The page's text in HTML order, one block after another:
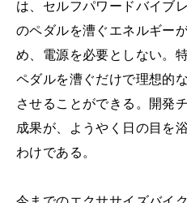
は、セルフパワードバイブ
のペダルを漕ぐエネルギー
め、電源を必要としない。
ペダルを漕ぐだけで理想的
させることができる。開発
成果が、ようやく日の目を
わけである。